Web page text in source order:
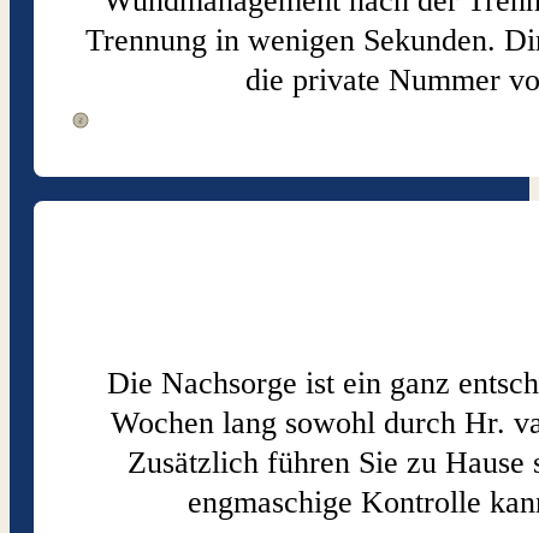
Trennung in wenigen Sekunden.
die private Nummer
Die Nachsorge ist ein ganz
Wochen lang sowohl durch Hr.
Zusätzlich führen Sie zu
engmaschige Kontrolle